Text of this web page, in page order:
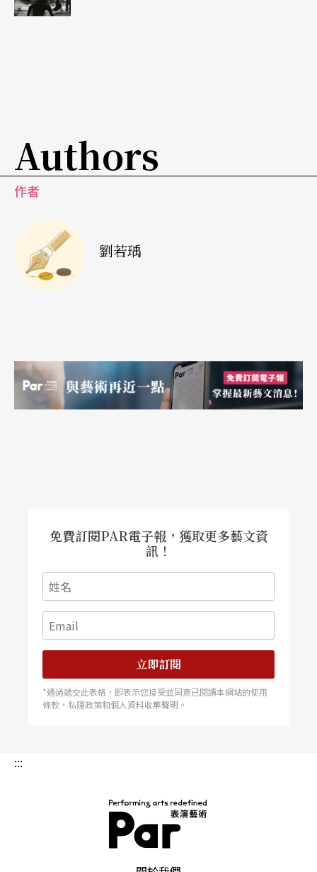
了師父的禪室，正要開口說話，師父問他：「你剛
掃地、當然還有練功。那麼至少現在我們明白一些
事，為什麼少林弟子要吃飯練功、睡覺練功、掃
地、擔水都在練功。
當我第一次來到少林寺時，非常驚訝地是，這座令
我敬仰已久的古寺，怎麼滿地都是灰塵?連佛像身上
都是灰，而我再來到武術館時，看見你們認真地在
禪是生活裡的事，阿禪師父(編按：優人神鼓音樂總
回歸禪的本意，回到無心的目的
阿禪師父跟你們一樣從小練武，他在廿八歲那年踏
上了佛祖和達摩祖師的教法裡，然後他將這個「活
在當下」的了解帶入了優劇場，而優也轉型進入了
「優人神鼓」，優的弟子也就在這個路上慢慢學習
著。優人和你們一樣都在練武，只是優人在武功的
《禪武不二》是禪也是武，非禪也非武，少林武術
館和優人神鼓的結合，乍看是一個武台上的創舉，
Authors
作者
劉若瑀
免費訂閱PAR電子報，獲取更多藝文資
訊！
立即訂閱
*通過遞交此表格，即表示您接受並同意已閱讀本網站的使用
條款，私隱政策和個人資料收集聲明。
:::